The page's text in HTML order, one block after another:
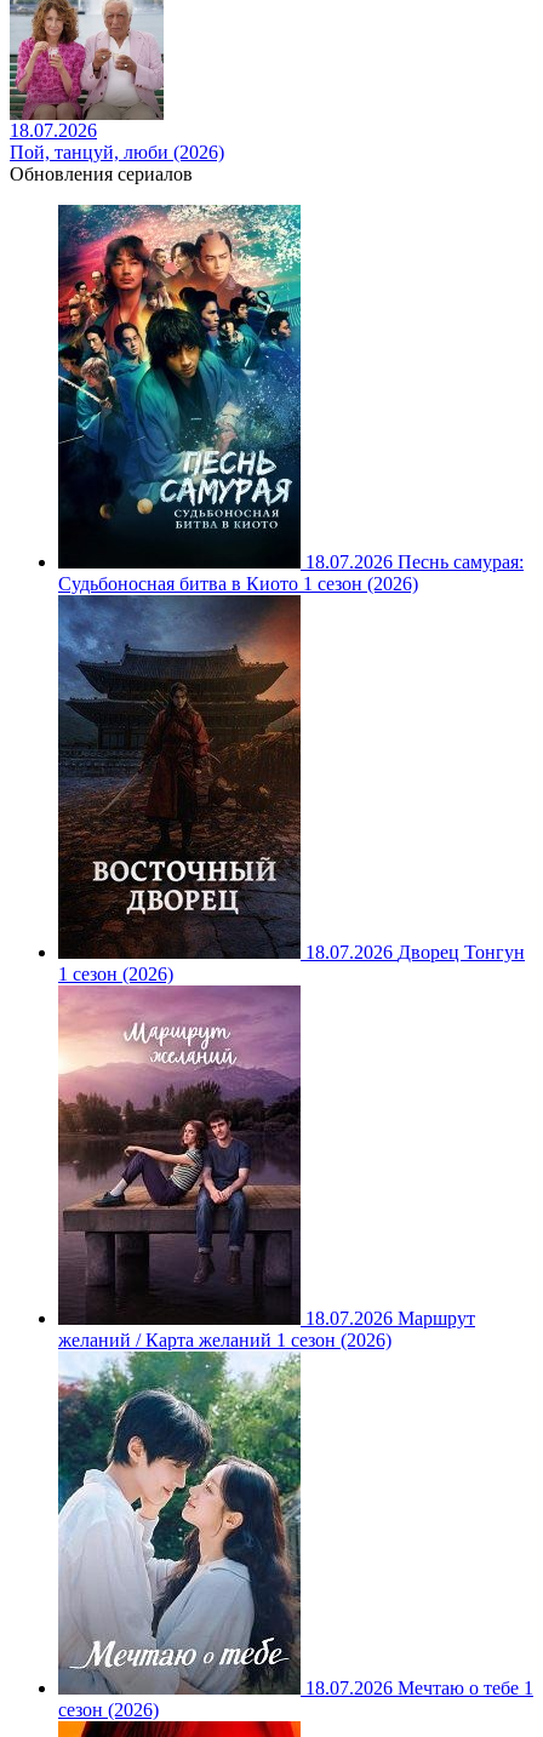
18.07.2026
Пой, танцуй, люби (2026)
Обновления сериалов
18.07.2026 Песнь самурая:
Судьбоносная битва в Киото 1 сезон (2026)
18.07.2026 Дворец Тонгун
1 сезон (2026)
18.07.2026 Маршрут
желаний / Карта желаний 1 сезон (2026)
18.07.2026 Мечтаю о тебе 1
сезон (2026)